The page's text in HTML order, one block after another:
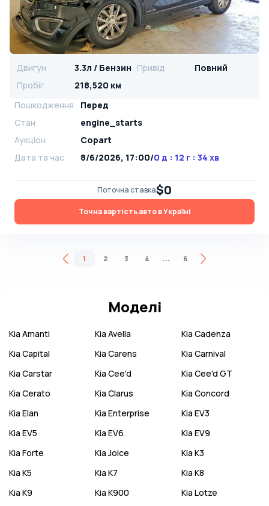
Двигун 3.3л / Бензин Привід
Повний
Пробіг
218,520 км
Пошкодження
Перед
Стан
engine_starts
Аукціон
Copart
Дата та час
8/6/2026, 17:00/0 д : 12 г : 34 хв
Поточна ставка$0
Точна вартість авто в Україні
1 2 3 4 ... 6
Моделі
Kia Amanti Kia Avella Kia Cadenza
Kia Capital Kia Carens Kia Carnival
Kia Carstar Kia Cee'd Kia Cee'd GT
Kia Cerato Kia Clarus Kia Concord
Kia Elan Kia Enterprise Kia EV3
Kia EV5 Kia EV6 Kia EV9
Kia Forte Kia Joice Kia K3
Kia K5 Kia K7 Kia K8
Kia K9 Kia K900 Kia Lotze